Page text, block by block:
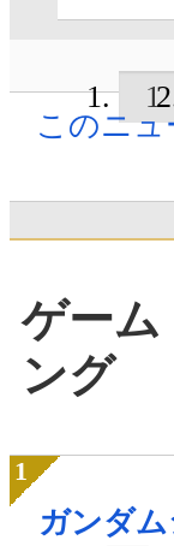
1
このニ
ゲーム
ング
ガンダ